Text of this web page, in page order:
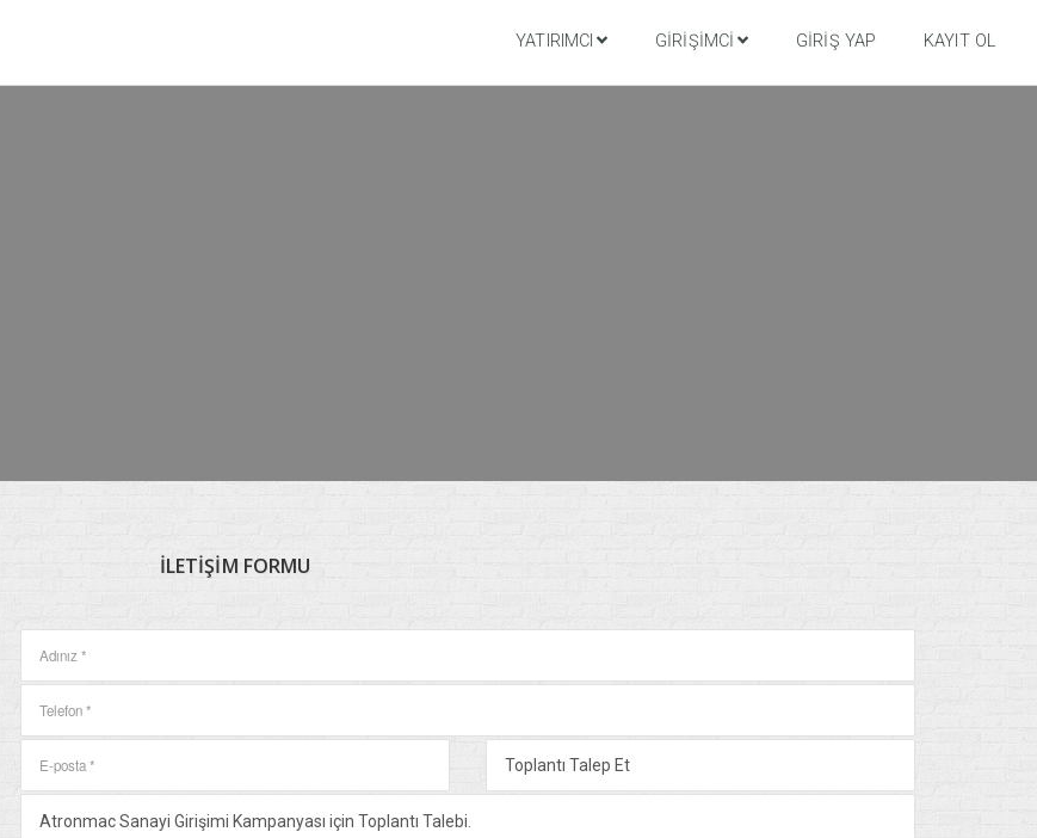
YATIRIMCI GIRIŞIMCI GIRIŞ YAP KAYIT OL
İLETIŞIM FORMU